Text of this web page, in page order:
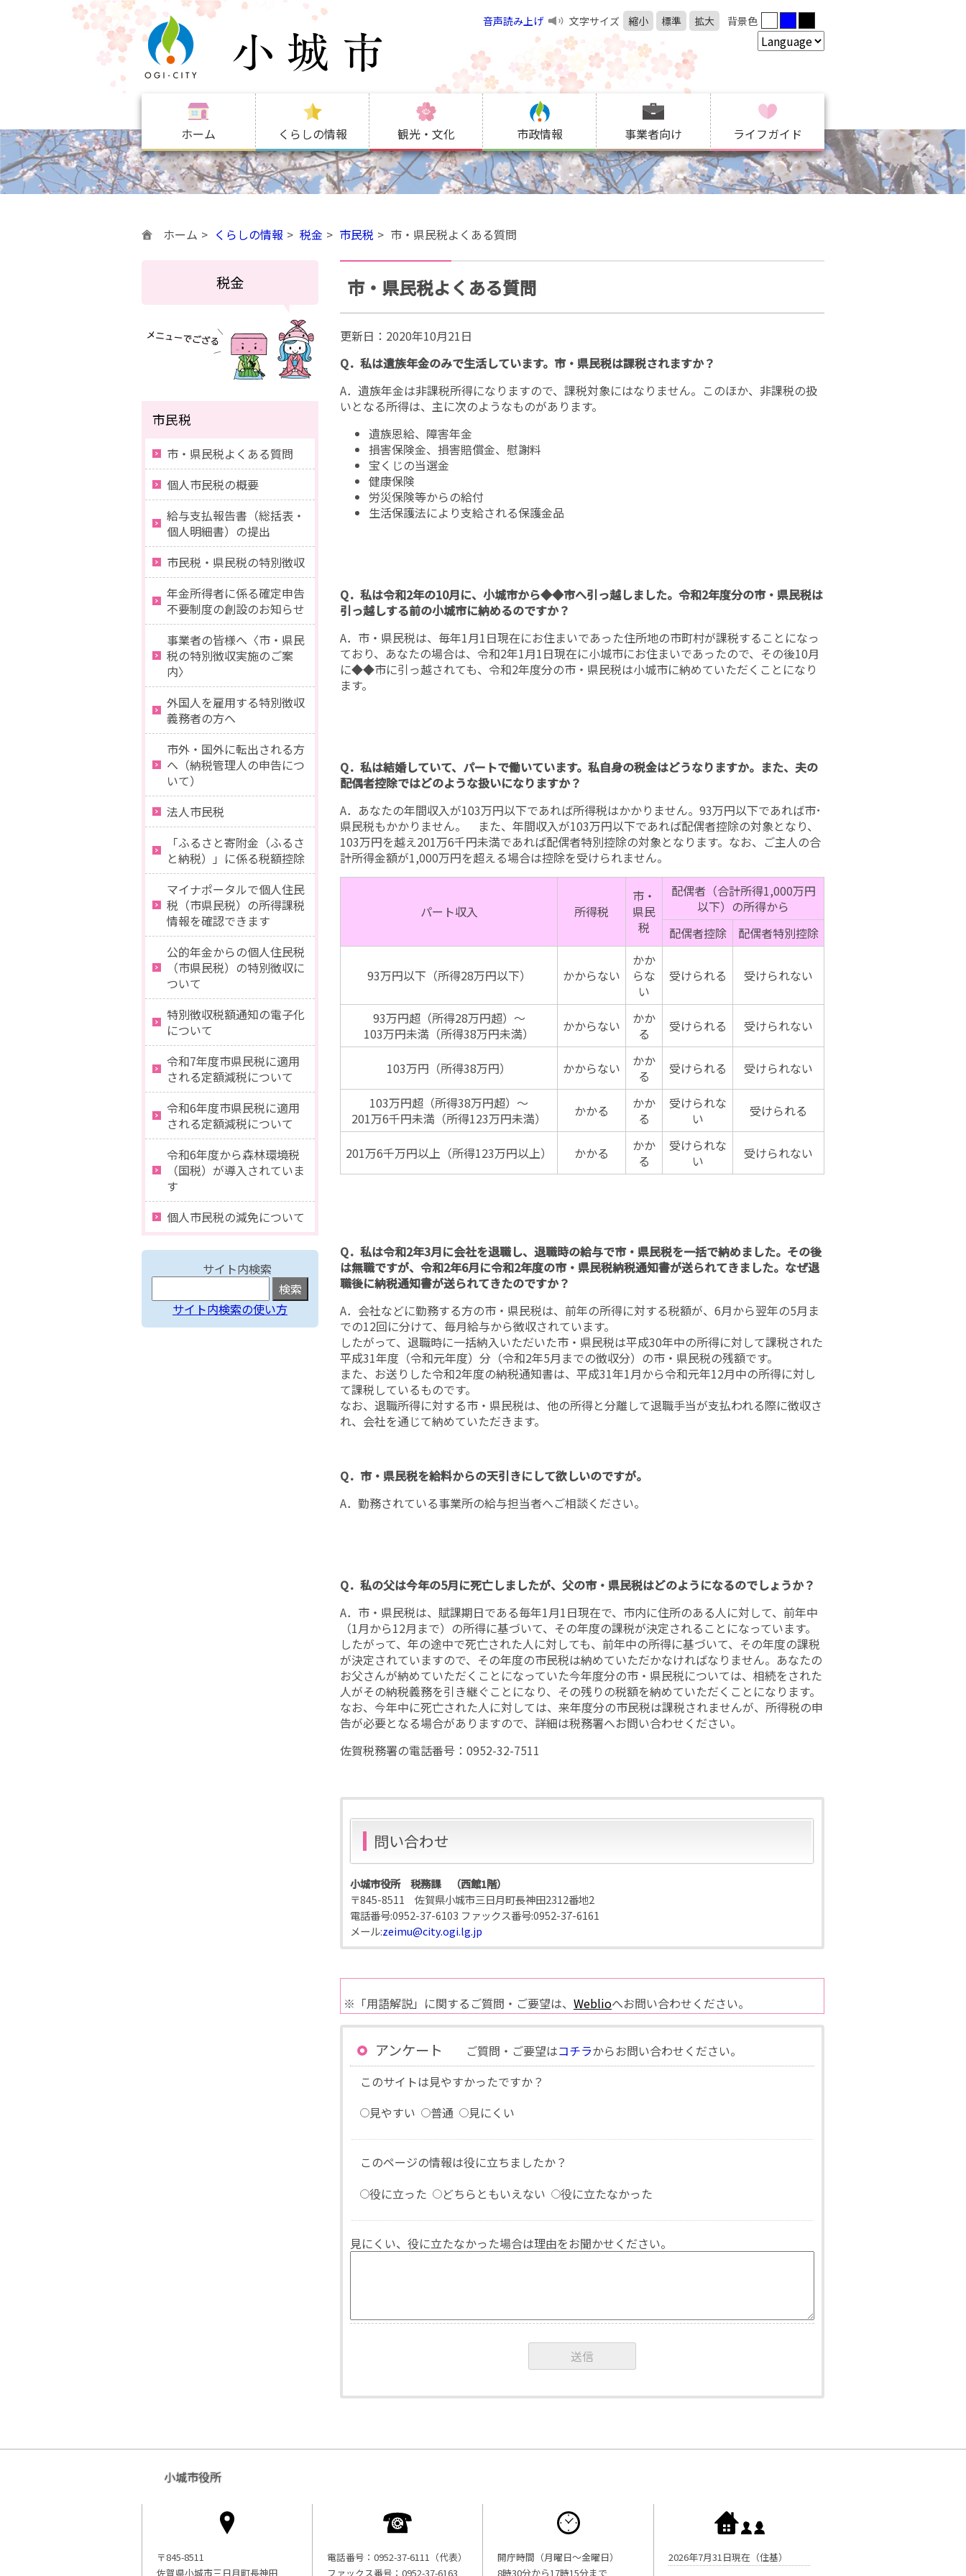
音声読み上げ 文字サイズ 縮小 標準 拡大 背景色
ホーム くらしの情報 観光・文化 市政情報 事業者向け ライフガイド
ホーム くらしの情報 税金 市民税 市・県民税よくある質問
市・県民税よくある質問
更新日： 2020年10月21日
Q．私は遺族年金のみで生活しています。市・県民税は課税されますか？
A．遺族年金は非課税所得になりますので、課税対象にはなりません。このほか、非課税の扱
いとなる所得は、主に次のようなものがあります。
遺族恩給、障害年金
損害保険金、損害賠償金、慰謝料
宝くじの当選金
健康保険
労災保険等からの給付
生活保護法により支給される保護金品
Q．私は令和2年の10月に、小城市から◆◆市へ引っ越しました。令和2年度分の市・県民税は
引っ越しする前の小城市に納めるのですか？
A．市・県民税は、毎年1月1日現在にお住まいであった住所地の市町村が課税することになっ
ており、あなたの場合は、令和2年1月1日現在に小城市にお住まいであったので、その後10月
に◆◆市に引っ越されても、令和2年度分の市・県民税は小城市に納めていただくことになり
ます。
Q．私は結婚していて、パートで働いています。私自身の税金はどうなりますか。また、夫の
配偶者控除ではどのような扱いになりますか？
A．あなたの年間収入が103万円以下であれば所得税はかかりません。93万円以下であれば市･
県民税もかかりません。 また、年間収入が103万円以下であれば配偶者控除の対象となり、
103万円を越え201万6千円未満であれば配偶者特別控除の対象となります。なお、ご主人の合
計所得金額が1,000万円を超える場合は控除を受けられません。
パート収入 所得税
市・
県民
税
配偶者（合計所得1,000万円
以下）の所得から
配偶者控除
配偶者特別控除
93万円以下（所得28万円以下） かからない
かか
らな
い
受けられる 受けられない
93万円超（所得28万円超）～
103万円未満（所得38万円未満）
かからない
かか
る
受けられる 受けられない
103万円（所得38万円） かからない
かか
る
受けられる
受けられない
103万円超（所得38万円超）～
201万6千円未満（所得123万円未満）
かかる
かか
る
受けられな
い
受けられる
201万6千万円以上（所得123万円以上） かかる
かか
る
受けられな
い
受けられない
Q．私は令和2年3月に会社を退職し、退職時の給与で市・県民税を一括で納めました。その後
は無職ですが、令和2年6月に令和2年度の市・県民税納税通知書が送られてきました。なぜ退
職後に納税通知書が送られてきたのですか？
A．会社などに勤務する方の市・県民税は、前年の所得に対する税額が、6月から翌年の5月ま
での12回に分けて、毎月給与から徴収されています。
したがって、退職時に一括納入いただいた市・県民税は平成30年中の所得に対して課税された
平成31年度（令和元年度）分（令和2年5月までの徴収分）の市・県民税の残額です。
また、お送りした令和2年度の納税通知書は、平成31年1月から令和元年12月中の所得に対し
て課税しているものです。
なお、退職所得に対する市・県民税は、他の所得と分離して退職手当が支払われる際に徴収さ
れ、会社を通じて納めていただきます。
Q．市・県民税を給料からの天引きにして欲しいのですが。
A．勤務されている事業所の給与担当者へご相談ください。
Q．私の父は今年の5月に死亡しましたが、父の市・県民税はどのようになるのでしょうか？
A．市・県民税は、賦課期日である毎年1月1日現在で、市内に住所のある人に対して、前年中
（1月から12月まで）の所得に基づいて、その年度の課税が決定されることになっています。
したがって、年の途中で死亡された人に対しても、前年中の所得に基づいて、その年度の課税
が決定されていますので、その年度の市民税は納めていただかなければなりません。あなたの
お父さんが納めていただくことになっていた今年度分の市・県民税については、相続をされた
人がその納税義務を引き継ぐことになり、その残りの税額を納めていただくことになります。
なお、今年中に死亡された人に対しては、来年度分の市民税は課税されませんが、所得税の申
告が必要となる場合がありますので、詳細は税務署へお問い合わせください。
佐賀税務署の電話番号：0952-32-7511
問い合わせ
小城市役所 税務課 （西館1階）
〒845-8511 佐賀県小城市三日月町長神田2312番地2
電話番号:0952-37-6103 ファックス番号:0952-37-6161
メール:zeimu@city.ogi.lg.jp
※「用語解説」に関するご質問・ご要望は、 Weblioへお問い合わせください。
アンケート ご質問・ご要望はコチラからお問い合わせください。
このサイトは見やすかったですか？
見やすい
普通 見にくい
このページの情報は役に立ちましたか？
役に立った
どちらともいえない 役に立たなかった
見にくい、役に立たなかった場合は理由をお聞かせください。
税金
市民税
市・県民税よくある質問
個人市民税の概要
給与支払報告書（総括表・
個人明細書）の提出
市民税・県民税の特別徴収
年金所得者に係る確定申告
不要制度の創設のお知らせ
事業者の皆様へ〈市・県民
税の特別徴収実施のご案
内〉
外国人を雇用する特別徴収
義務者の方へ
市外・国外に転出される方
へ（納税管理人の申告につ
いて）
法人市民税
「ふるさと寄附金（ふるさ
と納税）」に係る税額控除
マイナポータルで個人住民
税（市県民税）の所得課税
情報を確認できます
公的年金からの個人住民税
（市県民税）の特別徴収に
ついて
特別徴収税額通知の電子化
について
令和7年度市県民税に適用
される定額減税について
令和6年度市県民税に適用
される定額減税について
令和6年度から森林環境税
（国税）が導入されていま
す
個人市民税の減免について
サイト内検索
サイト内検索の使い方
小城市役所
〒845-8511
佐賀県小城市三日月町長神田
電話番号：0952-37-6111（代表）
ファックス番号：0952-37-6163
開庁時間（月曜日〜金曜日）
8時30分から17時15分まで
2026年7月31日現在（住基）